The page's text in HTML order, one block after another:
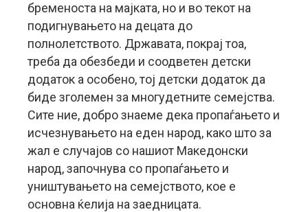
бременоста на мајката, но и во текот на
подигнувањето на децата до
полнолетството. Државата, покрај тоа,
треба да обезбеди и соодветен детски
додаток а особено, тој детски додаток да
биде зголемен за многудетните семејства.
Сите ние, добро знаеме дека пропаѓањето и
исчезнувањето на еден народ, како што за
жал е случајов со нашиот Македонски
народ, започнува со пропаѓањето и
уништувањето на семејството, кое е
основна ќелија на заедницата.